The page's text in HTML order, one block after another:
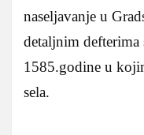
naseljavanje u
detaljnim defterima
1585.godine u
sela.